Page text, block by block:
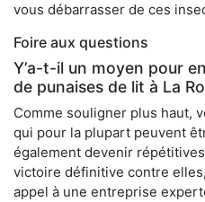
vous débarrasser de ces
Foire aux questions
Y’a-t-il un moyen pour
de punaises de lit à La
Comme souligner plus haut,
qui pour la plupart peuvent
également devenir
victoire définitive contre
appel à une entreprise